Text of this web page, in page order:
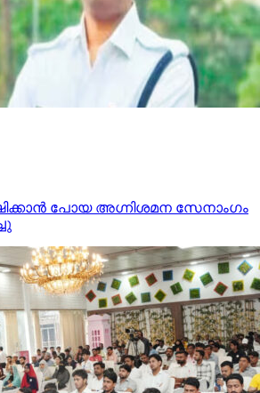
പോയ അഗ്നിശമന സേനാംഗം